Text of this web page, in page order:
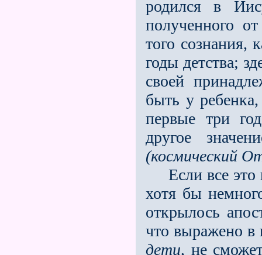
родился в
полученного
того
годы детства;
своей
быть у
первые три
другое
(космический
Если все это
хотя бы
открылось
что выражено в
дети, не